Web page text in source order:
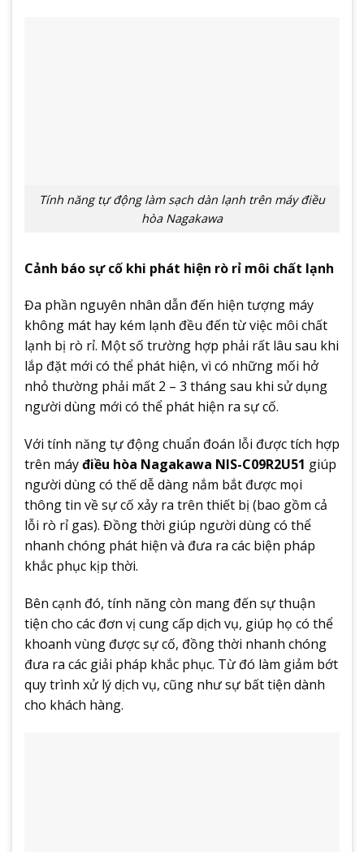
Tính năng tự động làm sạch dàn lạnh trên máy điều
hòa Nagakawa
Cảnh báo sự cố khi phát hiện rò rỉ môi chất lạnh
Đa phần nguyên nhân dẫn đến hiện tượng máy
không mát hay kém lạnh đều đến từ việc môi chất
lạnh bị rò rỉ. Một số trường hợp phải rất lâu sau khi
lắp đặt mới có thể phát hiện, vì có những mối hở
nhỏ thường phải mất 2 – 3 tháng sau khi sử dụng
người dùng mới có thể phát hiện ra sự cố.
Với tính năng tự động chuẩn đoán lỗi được tích hợp
trên máyđiều hòa Nagakawa NIS-C09R2U51 giúp
người dùng có thế dễ dàng nắm bắt được mọi
thông tin về sự cố xảy ra trên thiết bị (bao gồm cả
lỗi rò rỉ gas). Đồng thời giúp người dùng có thể
nhanh chóng phát hiện và đưa ra các biện pháp
khắc phục kịp thời.
Bên cạnh đó, tính năng còn mang đến sự thuận
tiện cho các đơn vị cung cấp dịch vụ, giúp họ có thể
khoanh vùng được sự cố, đồng thời nhanh chóng
đưa ra các giải pháp khắc phục. Từ đó làm giảm bớt
quy trình xử lý dịch vụ, cũng như sự bất tiện dành
cho khách hàng.